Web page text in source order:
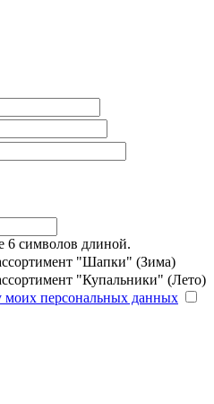
6 символов длиной.
"Шапки" (Зима)
"Купальники" (Лето)
моих персональных данных